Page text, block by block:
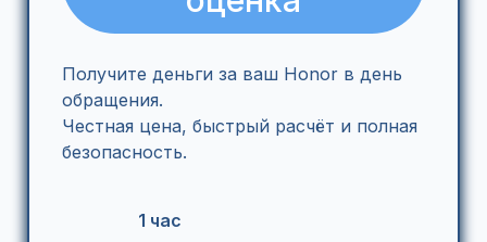
Получите деньги за ваш Honor в день
обращения.
Честная цена, быстрый расчёт и полная
безопасность.
1 час